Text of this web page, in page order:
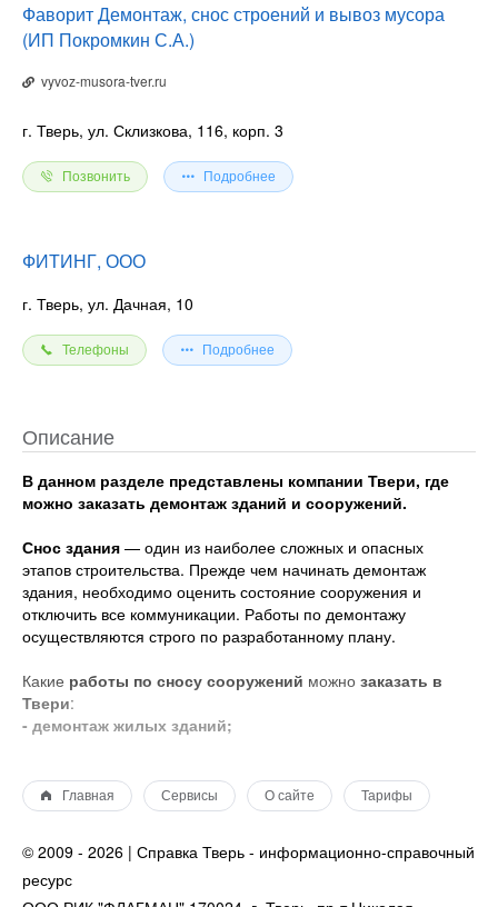
Фаворит Демонтаж, снос строений и вывоз мусора
(ИП Покромкин С.А.)
vyvoz-musora-tver.ru
г. Тверь, ул. Склизкова, 116, корп. 3
Позвонить Подробнее
ФИТИНГ, ООО
г. Тверь, ул. Дачная, 10
Телефоны Подробнее
Описание
В данном разделе представлены компании Твери, где
можно заказать демонтаж зданий и сооружений.
Снос здания — один из наиболее сложных и опасных
этапов строительства. Прежде чем начинать демонтаж
здания, необходимо оценить состояние сооружения и
отключить все коммуникации. Работы по демонтажу
осуществляются строго по разработанному плану.
Какие работы по сносу сооружений можно заказать в
Твери:
- демонтаж жилых зданий;
- демонтаж деревянных домов;
- снос бетонных и кирпичных конструкций;
- демонтаж сарая;
- демонтаж металлоконструкций;
- демонтаж фундамента;
Главная Сервисы О сайте Тарифы
© 2009 - 2026 | Справка Тверь - информационно-справочный
ресурс